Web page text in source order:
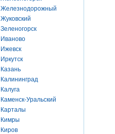
Железнодорожный
Жуковский
Зеленогорск
Иваново
Ижевск
Иркутск
Казань
Калининград
Калуга
Каменск-Уральский
Карталы
Кимры
Киров